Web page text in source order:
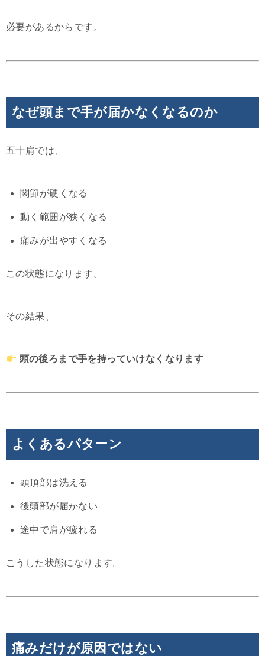
必要があるからです。
なぜ頭まで手が届かなくなるのか
五十肩では、
関節が硬くなる
動く範囲が狭くなる
痛みが出やすくなる
この状態になります。
その結果、
頭の後ろまで手を持っていけなくなります
よくあるパターン
頭頂部は洗える
後頭部が届かない
途中で肩が疲れる
こうした状態になります。
痛みだけが原因ではない